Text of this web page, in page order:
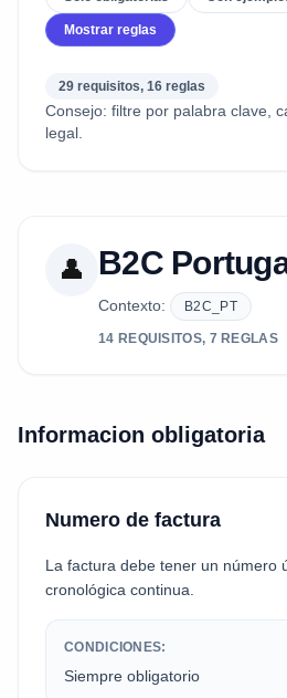
Mostrar reglas
29 requisitos, 16 reglas
Consejo: filtre por palabra clave,
legal.
👤 B2C
Contexto: B2C_PT
14 REQUISITOS, 7 REGLAS
Informacion obligatoria
Numero de factura
La factura debe tener un número
cronológica continua.
CONDICIONES:
Siempre obligatorio